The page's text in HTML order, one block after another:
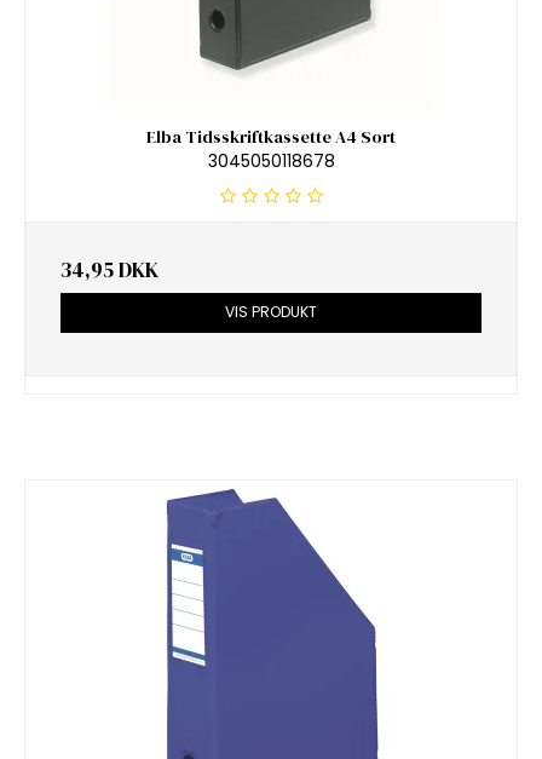
Elba Tidsskriftkassette A4 Sort
3045050118678
34,95 DKK
VIS PRODUKT